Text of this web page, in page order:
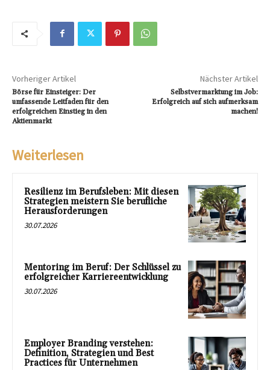
Vorheriger Artikel
Börse für Einsteiger: Der
umfassende Leitfaden für den
erfolgreichen Einstieg in den
Aktienmarkt
Nächster Artikel
Selbstvermarktung im Job:
Erfolgreich auf sich aufmerksam
machen!
Weiterlesen
Resilienz im Berufsleben: Mit diesen
Strategien meistern Sie berufliche
Herausforderungen
30.07.2026
Mentoring im Beruf: Der Schlüssel zu
erfolgreicher Karriereentwicklung
30.07.2026
Employer Branding verstehen:
Definition, Strategien und Best
Practices für Unternehmen